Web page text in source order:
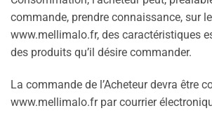
commande, prendre connaissance, sur
www.mellimalo.fr, des caractéristiques
des produits qu’il désire commander.
La commande de l’Acheteur devra être
www.mellimalo.fr par courrier